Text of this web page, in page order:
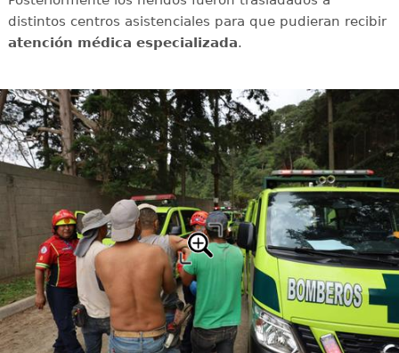
distintos centros asistenciales para que pudieran recibir
atención médica especializada.